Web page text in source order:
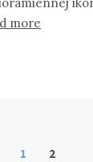
more
1 2